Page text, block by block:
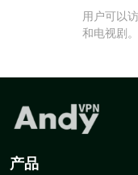
用户可以
和电视剧。
产品